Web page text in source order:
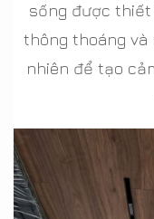
sống được thiết
thông thoáng và
nhiên để tạo